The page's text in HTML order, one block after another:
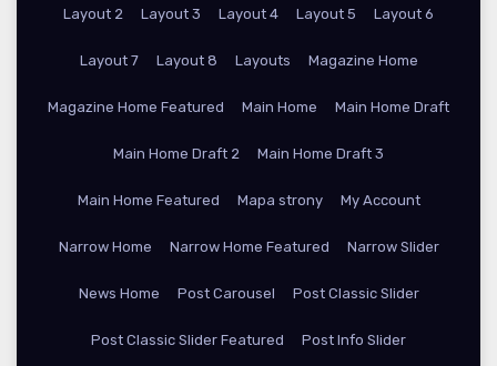
Layout 2 Layout 3 Layout 4 Layout 5 Layout 6
Layout 7 Layout 8 Layouts Magazine Home
Magazine Home Featured Main Home Main Home Draft
Main Home Draft 2 Main Home Draft 3
Main Home Featured Mapa strony My Account
Narrow Home Narrow Home Featured Narrow Slider
News Home Post Carousel Post Classic Slider
Post Classic Slider Featured Post Info Slider